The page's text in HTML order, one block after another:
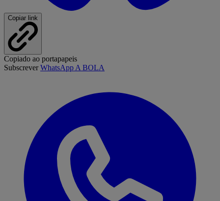
Copiar link
Copiado ao portapapeis
SubscreverWhatsApp A BOLA